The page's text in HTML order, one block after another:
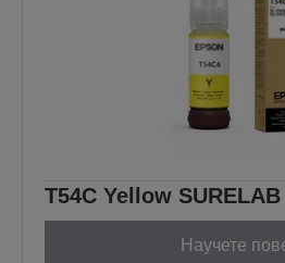
T54C Yellow
Научете